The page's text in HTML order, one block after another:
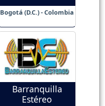
Bogotá (D.C.) - Colombia
Barranquilla
Estéreo